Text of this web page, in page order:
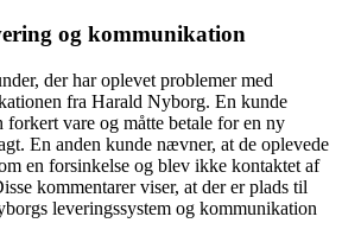
og kommunikation
der har oplevet problemer med
fra Harald Nyborg. En kunde
forkert vare og måtte betale for en ny
En anden kunde nævner, at de oplevede
en forsinkelse og blev ikke kontaktet af
kommentarer viser, at der er plads til
leveringssystem og kommunikation